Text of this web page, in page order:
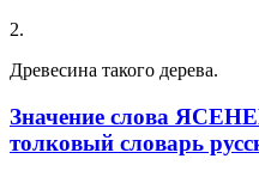
2.
Древесина такого дерева.
Значение слова
толковый словарь